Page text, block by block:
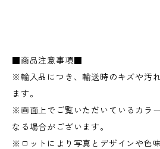
■商品注意事項■
※輸入品につき、輸送時のキズや汚
ます。
※画面上でご覧いただいているカラ
なる場合がございます。
※ロットにより写真とデザインや色